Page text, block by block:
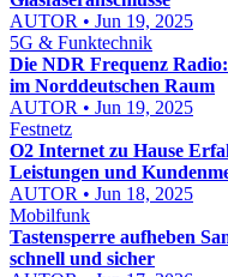
AUTOR • Jun 19, 2025
5G & Funktechnik
Die NDR Frequenz
im Norddeutschen Raum
AUTOR • Jun 19, 2025
Festnetz
O2 Internet zu Hause
Leistungen und
AUTOR • Jun 18, 2025
Mobilfunk
Tastensperre aufheben
schnell und sicher